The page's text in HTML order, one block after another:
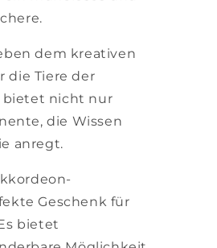
dem kreativen
die Tiere der
bietet nicht nur
die Wissen
anregt.
Geschenk für
bietet